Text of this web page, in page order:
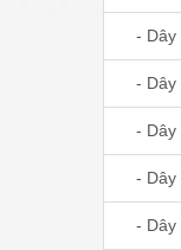
- Dây
- Dây
- Dây
- Dây
- Dây